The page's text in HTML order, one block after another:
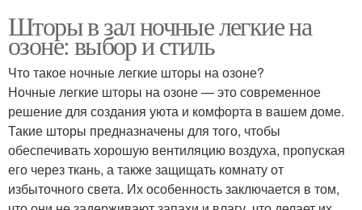
Шторы в зал ночные легкие на
озоне: выбор и стиль
Что такое ночные легкие шторы на озоне?
Ночные легкие шторы на озоне — это современное
решение для создания уюта и комфорта в вашем доме.
Такие шторы предназначены для того, чтобы
обеспечивать хорошую вентиляцию воздуха, пропуская
его через ткань, а также защищать комнату от
избыточного света. Их особенность заключается в том,